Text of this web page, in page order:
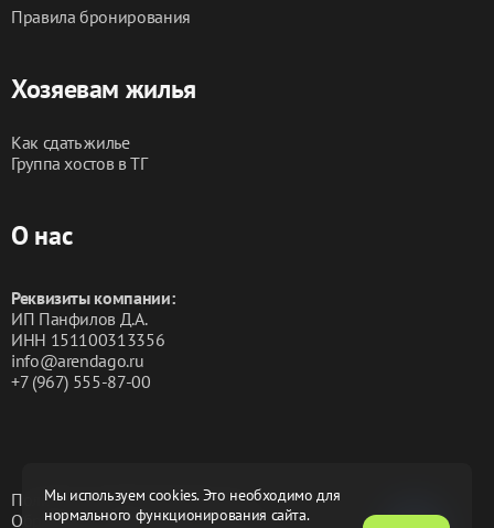
Мы используем cookies. Это необходимо для
нормального функционирования сайта.
Правила бронирования
Хозяевам жилья
Как сдать жилье
Группа хостов в ТГ
О нас
Реквизиты компании:
ИП Панфилов Д.А.
ИНН 151100313356
info@arendago.ru
+7 (967) 555-87-00
Политика конфиденциальности
Обработка персональных данных